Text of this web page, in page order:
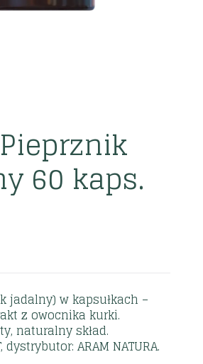
60 kaps.
jadalny) w kapsułkach –
z owocnika kurki.
naturalny skład.
dystrybutor: ARAM NATURA.